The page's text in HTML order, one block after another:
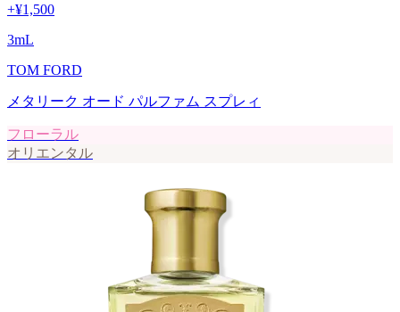
+¥1,500
3mL
TOM FORD
メタリーク オード パルファム スプレィ
フローラル
オリエンタル